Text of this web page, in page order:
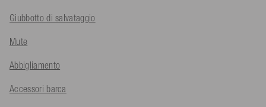
Giubbotto di salvataggio
Mute
Abbigliamento
Accessori barca